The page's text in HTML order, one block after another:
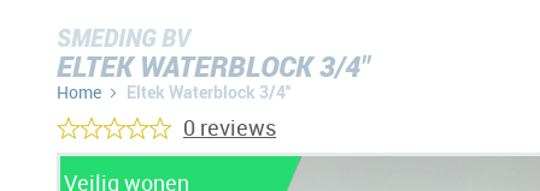
SMEDING BV
ELTEK WATERBLOCK 3/4''
Home Eltek Waterblock 3/4''
0 reviews
Ga
Veilig wonen